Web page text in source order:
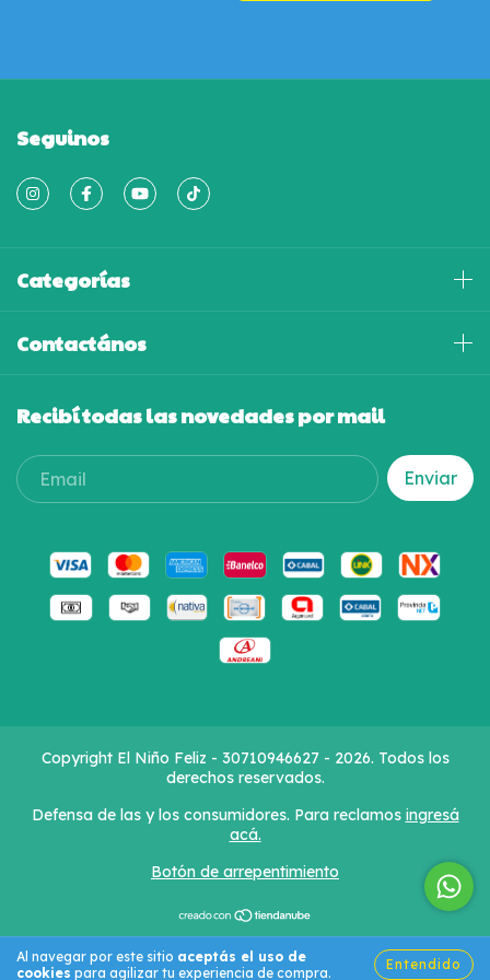
Al navegar por este sitio aceptás el uso de
cookies para agilizar tu experiencia de compra.
Entendido
Seguinos
Categorías
Contactános
Recibí todas las novedades por mail
Copyright El Niño Feliz - 30710946627 - 2026. Todos los
derechos reservados.
Defensa de las y los consumidores. Para reclamos ingresá
acá.
Botón de arrepentimiento